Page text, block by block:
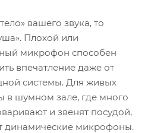
вашего звука, то
Плохой или
микрофон способен
впечатление даже от
системы. Для живых
в шумном зале, где много
и звенят посудой,
динамические микрофоны.